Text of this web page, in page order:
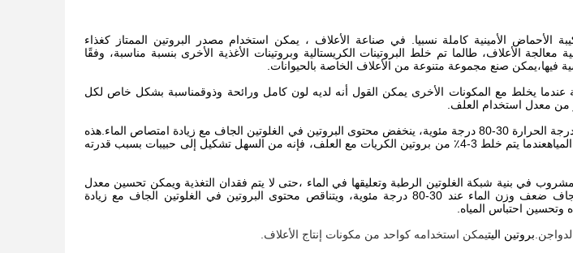
الأحماض الأمينية كاملة نسبيا. في صناعة الأعلاف ، يمكن استخدام مصدر البروتين الممتاز كغذاء
معالجة الأعلاف، طالما تم خلط البروتينات الكريستالية وبروتينات الأغذية الأخرى بنسبة مناسبة، وفقًا
فيها،يمكن صنع مجموعة متنوعة من الأعلاف الخاصة بالحيوانات.
عندما يخلط مع المكونات الأخرى يمكن القول أنه لديه لون كامل ورائحة وذوقمناسبة بشكل خاص لكل
من معدل استخدام العلف.
عندما يمتص بروتين الكريات ضعف وزن الماء عند درجة الحرارة 30-80 درجة مئوية، ينخفض محتوى البروتين في الغلوتين الجاف مع زيادة امتصاص الماء.هذه
الصفة يمكن أن تمنع فصل المياه وتحسين احتباس المياهعندما يتم خلط 3-4٪ من بروتين الكريات مع العلف، فإنه من السهل تشكيل إلى حبيبات بسبب قدرته
في بنية شبكة الغلوتين الرطبة وتعليقها في الماء ،حتى لا يتم فقدان التغذية ويمكن تحسين معدل
استخدام الأسماك بشكل كبير. يمتص الغلوتين الجاف ضعف وزن الماء عند 30-80 درجة مئوية، ويتناقص محتوى البروتين في الغلوتين الجاف مع زيادة
احتباس المياه.
بروتين اليتيمكن استخدامه كواحد من مكونات إنتاج الأعلاف.